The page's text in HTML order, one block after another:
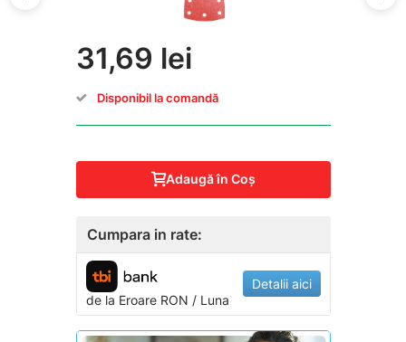
31,69 lei
Disponibil la comandă
Adaugă în Coş
Cumpara in rate:
de la EroareRON / Luna
Detalii aici